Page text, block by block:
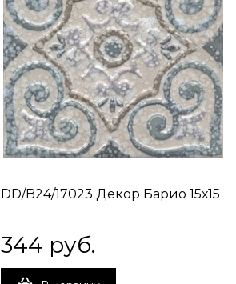
DD/B24/17023 Декор Барио 15х15
344 руб.